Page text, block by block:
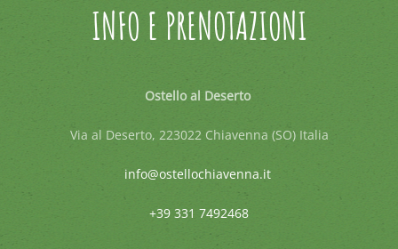
INFO E PRENOTAZIONI
Ostello al Deserto
Via al Deserto, 223022 Chiavenna (SO) Italia
info@ostellochiavenna.it
+39 331 7492468